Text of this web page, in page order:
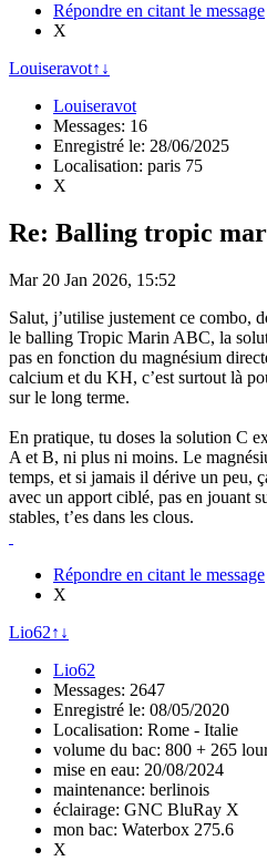
Répondre en citant le message
X
Louiseravot↑ ↓
Louiseravot
Messages: 16
Enregistré le: 28/06/2025
Localisation: paris 75
X
Re: Balling tropic
Mar 20 Jan 2026, 15:52
Salut, j’utilise justement ce combo,
le balling Tropic Marin ABC, la
pas en fonction du magnésium
calcium et du KH, c’est surtout là
sur le long terme.
En pratique, tu doses la solution C
A et B, ni plus ni moins. Le
temps, et si jamais il dérive un peu,
avec un apport ciblé, pas en jouant
stables, t’es dans les clous.
Répondre en citant le message
X
Lio62↑ ↓
Lio62
Messages: 2647
Enregistré le: 08/05/2020
Localisation: Rome - Italie
volume du bac: 800 + 265
mise en eau: 20/08/2024
maintenance: berlinois
éclairage: GNC BluRay X
mon bac: Waterbox 275.6
X